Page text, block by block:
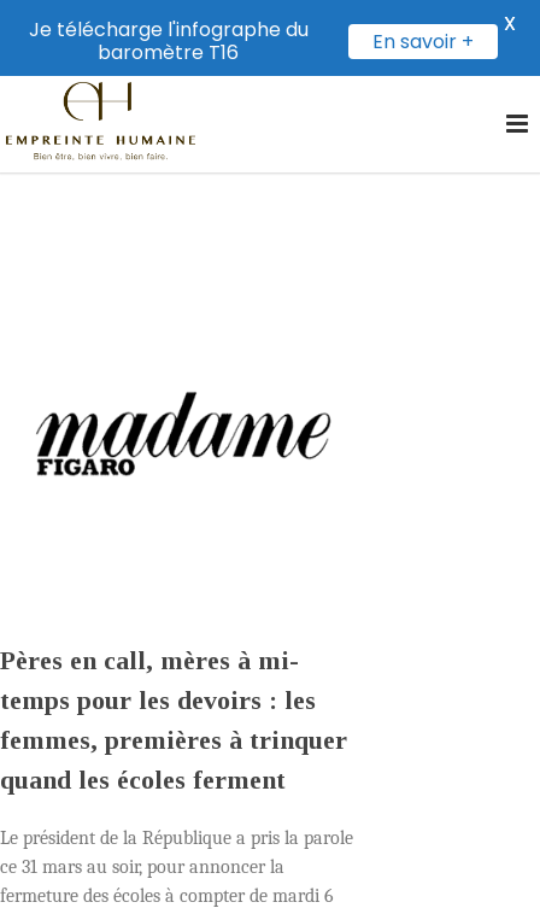
Pères en call, mères à mi-
temps pour les devoirs : les
femmes, premières à trinquer
quand les écoles ferment
Le président de la République a pris la parole
ce 31 mars au soir, pour annoncer la
fermeture des écoles à compter de mardi 6
Je télécharge l'infographe du
baromètre T16
En savoir +
X